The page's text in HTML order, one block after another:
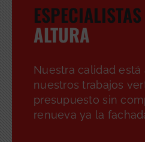
ALTURA
Nuestra calidad está
nuestros trabajos
presupuesto sin
renueva ya la